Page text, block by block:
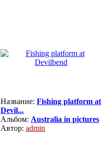
Название: Fishing platform at
Devil...
Альбом: Australia in pictures
Автор: admin